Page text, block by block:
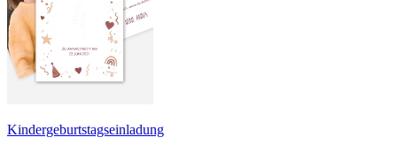
Kindergeburtstagseinladung